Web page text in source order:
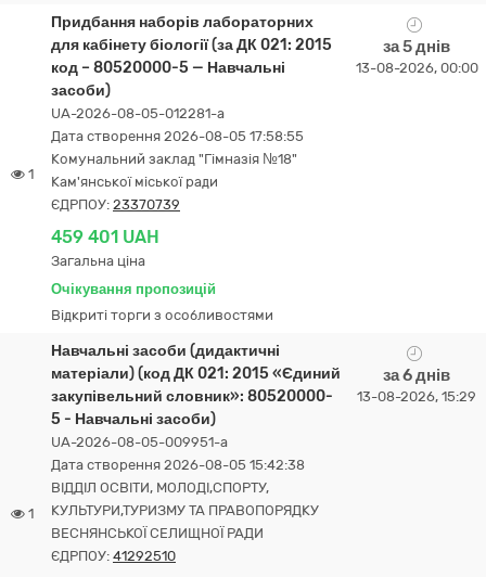
1
Придбання наборів лабораторних
для кабінету біології (за ДК 021: 2015
код – 80520000-5 — Навчальні
засоби)
UA-2026-08-05-012281-a
Дата створення 2026-08-05 17:58:55
Комунальний заклад "Гімназія №18"
Кам'янської міської ради
ЄДРПОУ: 23370739
459 401 UAH
Загальна ціна
Очікування пропозицій
Відкриті торги з особливостями
за 5 днів
13-08-2026, 00:00
1
Навчальні засоби (дидактичні
матеріали) (код ДК 021: 2015 «Єдиний
закупівельний словник»: 80520000-
5 - Навчальні засоби)
UA-2026-08-05-009951-a
Дата створення 2026-08-05 15:42:38
ВІДДІЛ ОСВІТИ, МОЛОДІ,СПОРТУ,
КУЛЬТУРИ,ТУРИЗМУ ТА ПРАВОПОРЯДКУ
ВЕСНЯНСЬКОЇ СЕЛИЩНОЇ РАДИ
ЄДРПОУ: 41292510
за 6 днів
13-08-2026, 15:29